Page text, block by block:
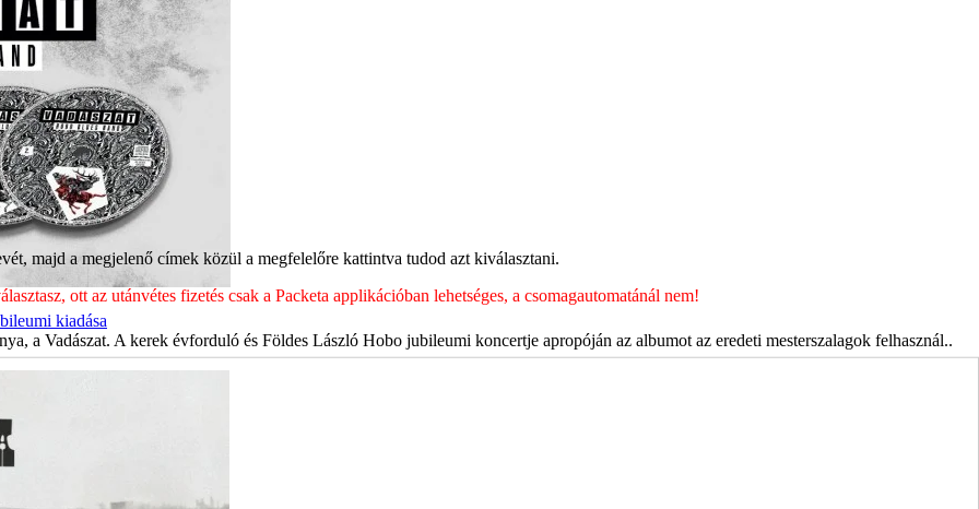
kiadása
a Vadászat. A kerek évforduló és Földes László Hobo jubileumi koncertje apropóján az albumot az eredeti mesterszalagok felhasznál..
majd a megjelenő címek közül a megfelelőre kattintva tudod azt kiválasztani.
ott az utánvétes fizetés csak a Packeta applikációban lehetséges, a csomagautomatánál nem!